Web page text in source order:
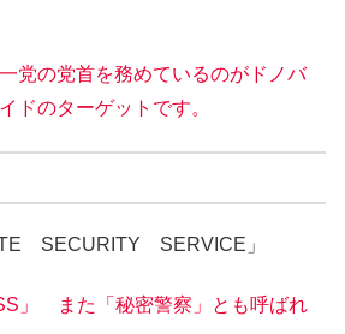
党の党首を務めているのがドノバ
ドのターゲットです。
SECURITY SERVICE」
」 また「秘密警察」とも呼ばれ